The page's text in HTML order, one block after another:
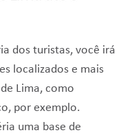
dos turistas, você irá
localizados e mais
Lima, como
por exemplo.
uma base de